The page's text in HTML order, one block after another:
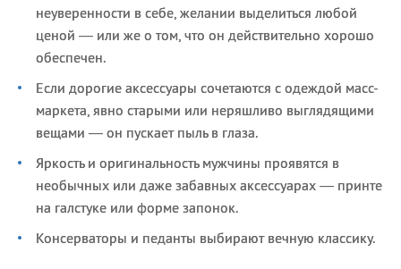
неуверенности в себе, желании выделиться любой
ценой — или же о том, что он действительно хорошо
обеспечен.
Если дорогие аксессуары сочетаются с одеждой масс-
маркета, явно старыми или неряшливо выглядящими
вещами — он пускает пыль в глаза.
Яркость и оригинальность мужчины проявятся в
необычных или даже забавных аксессуарах — принте
на галстуке или форме запонок.
Консерваторы и педанты выбирают вечную классику.